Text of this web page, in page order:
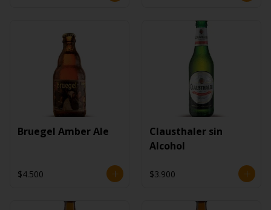
Bruegel Amber Ale
$4.500
Clausthaler sin
Alcohol
$3.900